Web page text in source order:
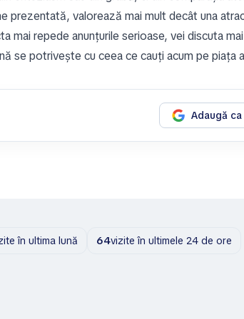
prezentată, valorează mai mult decât una
mai repede anunțurile serioase, vei discuta
se potrivește cu ceea ce cauți acum pe piața
Adaugă
în ultima lună 64vizite în ultimele 24 de ore